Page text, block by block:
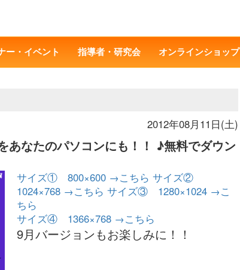
ー・イベント 指導者・研究会 オンラインショップ
2012年08月11日(土)
なたのパソコンにも！！ ♪無料でダウン
サイズ① 800×600 →こちら サイズ②
1024×768 →こちら サイズ③ 1280×1024 →こ
ちら
サイズ④ 1366×768 →こちら
9月バージョンもお楽しみに！！